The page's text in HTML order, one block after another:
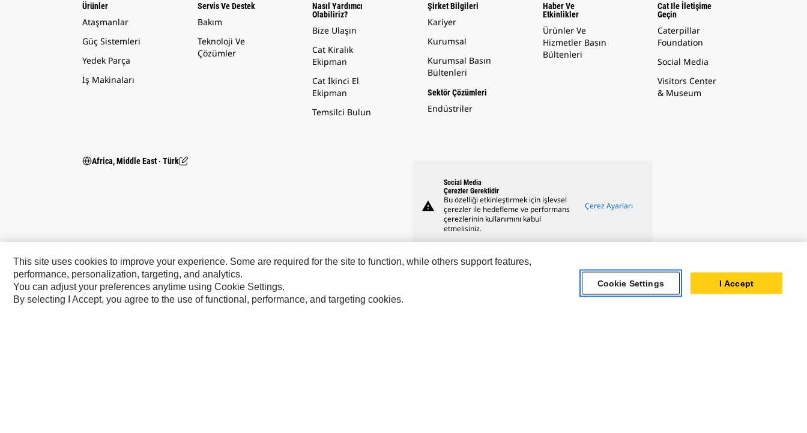
Ürünler
Ataşmanlar
Güç Sistemleri
Yedek Parça
İş Makinaları
Servis Ve Destek
Bakım
Teknoloji Ve
Çözümler
Nasıl Yardımcı
Olabiliriz?
Bize Ulaşın
Cat Kiralık
Ekipman
Cat İkinci El
Ekipman
Temsilci Bulun
Şirket Bilgileri
Kariyer
Kurumsal
Kurumsal Basın
Bültenleri
Sektör Çözümleri
Endüstriler
Haber Ve
Etkinlikler
Ürünler Ve
Hizmetler Basın
Bültenleri
Cat Ile İletişime
Geçin
Caterpillar
Foundation
Social Media
Visitors Center
& Museum
Africa, Middle East ‧ Türk
warning
Social Media
Çerezler Gereklidir
Bu özelliği etkinleştirmek için işlevsel
çerezler ile hedefleme ve performans
çerezlerinin kullanımını kabul
etmelisiniz.
Çerez Ayarları
Caterpillar Markaları
Cat
Cat Lift Trucks
Hindustan
This site uses cookies to improve your experience. Some are required for the site to function, while others support features,
performance, personalization, targeting, and analytics.
You can adjust your preferences anytime using Cookie Settings.
By selecting I Accept, you agree to the use of functional, performance, and targeting cookies.
Cookie Settings I Accept